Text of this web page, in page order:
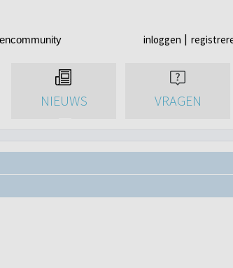
inloggen
NIEUWS VRAGEN